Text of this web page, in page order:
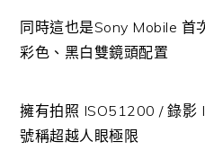
同時這也是Sony Mobile 首
彩色、黑白雙鏡頭配置
擁有拍照 ISO51200 / 錄影
號稱超越人眼極限